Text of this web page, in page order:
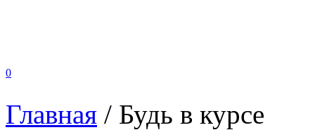
0
Главная / Будь в курсе